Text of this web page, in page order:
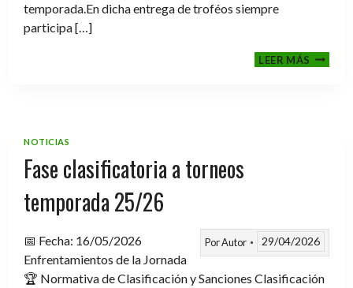
temporada.En dicha entrega de troféos siempre
participa […]
LEER MÁSCENA-
NOTICIAS
Fase clasificatoria a torneos
temporada 25/26
PorAutor 29/04/2026
📅 Fecha: 16/05/2026
Enfrentamientos de la Jornada
🏆 Normativa de Clasificación y Sanciones Clasificación